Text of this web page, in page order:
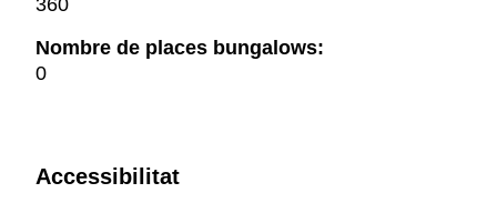
360
Nombre de places bungalows:
0
Accessibilitat